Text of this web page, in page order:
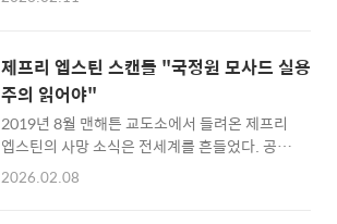
key=2208172180077) 직원들을 대상으로 무
료로(세금으로 매년 수십억 들여) 운행되던 셔
틀버스 운행이 대통령 지시로 막히면서 ..
12,000원, 과도한 주차요금나올 때 주차요금을
보니 12,000원이 찍혀 있었다. 물론 책 두권을
사서 4,500원의 요금이 나왔지만 3만원 정도로
책 두권을 샀는데 4,500원이라는 주차요금은
도무지 이해가 가지 않았다. 찾아보니 상무점은
1만원 이상 구매시 1시간, 3만원 이상 구매시 2
제프리 엡스틴 스캔들 "국정원 모사드 실용
주의 읽어야"
2019년 8월 맨해튼 교도소에서 들려온 제프리
엡스틴의 사망 소식은 전세계를 흔들었다. 공식
발표는 자살이었으나 전직 CIA 작전 요원 존 키
2026.02.08